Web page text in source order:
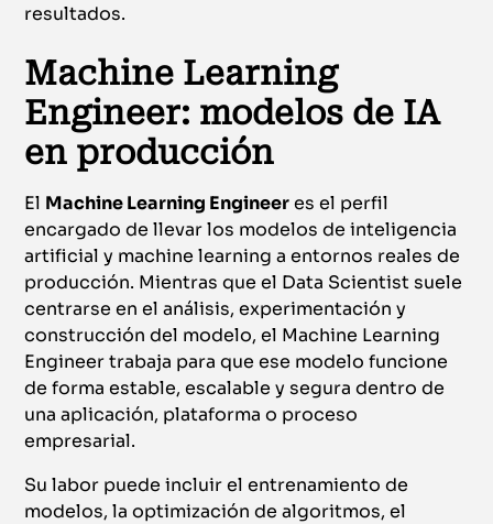
resultados.
Machine Learning
Engineer: modelos de IA
en producción
El Machine Learning Engineeres el perfil
encargado de llevar los modelos de inteligencia
artificial y machine learning a entornos reales de
producción. Mientras que el Data Scientist suele
centrarse en el análisis, experimentación y
construcción del modelo, el Machine Learning
Engineer trabaja para que ese modelo funcione
de forma estable, escalable y segura dentro de
una aplicación, plataforma o proceso
empresarial.
Su labor puede incluir el entrenamiento de
modelos, la optimización de algoritmos, el